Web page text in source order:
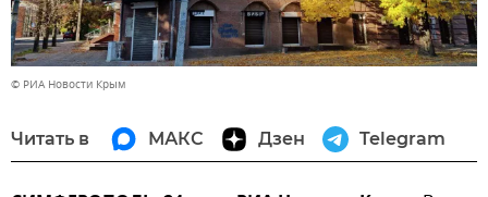
© РИА Новости Крым
Читать в МАКС Дзен Telegram